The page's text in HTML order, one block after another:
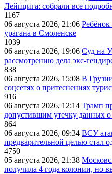
Лейпцига: собрали все
1167
06 августа 2026, 21:06
урагана в Смоленске
1039
06 августа 2026, 19:06 Суд на
рассмотрению дела экс-
838
06 августа 2026, 15:08 В
соцсетях о притеснениях
916
06 августа 2026, 12:14 Трамп
допустившим утечку данных
864
06 августа 2026, 09:34 ВСУ
предварительной целью стал
4750
05 августа 2026, 21:38
получила 4 года колонии, но